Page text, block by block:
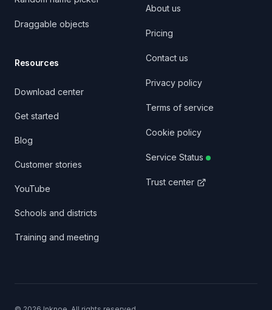
Draggable objects
Resources
Download center
Get started
Blog
Customer stories
YouTube
Schools and districts
Training and meeting
About us
Pricing
Contact us
Privacy policy
Terms of service
Cookie policy
Service Status
Trust center